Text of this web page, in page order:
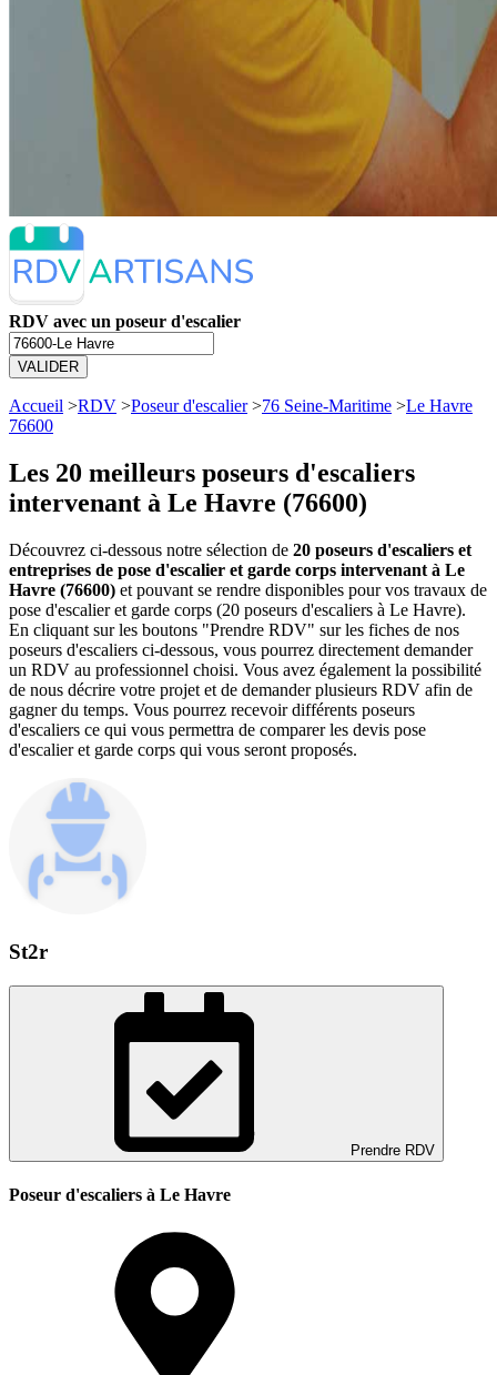
RDV avec un poseur d'escalier
VALIDER
Accueil >RDV >Poseur d'escalier>76 Seine-Maritime >Le Havre
76600
Les 20 meilleurs poseurs d'escaliers
intervenant à Le Havre (76600)
Découvrez ci-dessous notre sélection de 20 poseurs d'escaliers et
entreprises de pose d'escalier et garde corps intervenant à Le
Havre (76600) et pouvant se rendre disponibles pour vos travaux de
pose d'escalier et garde corps (20 poseurs d'escaliers à Le Havre).
En cliquant sur les boutons "Prendre RDV" sur les fiches de nos
poseurs d'escaliers ci-dessous, vous pourrez directement demander
un RDV au professionnel choisi. Vous avez également la possibilité
de nous décrire votre projet et de demander plusieurs RDV afin de
gagner du temps. Vous pourrez recevoir différents poseurs
d'escaliers ce qui vous permettra de comparer les devis pose
d'escalier et garde corps qui vous seront proposés.
St2r
Prendre RDV
Poseur d'escaliers à Le Havre